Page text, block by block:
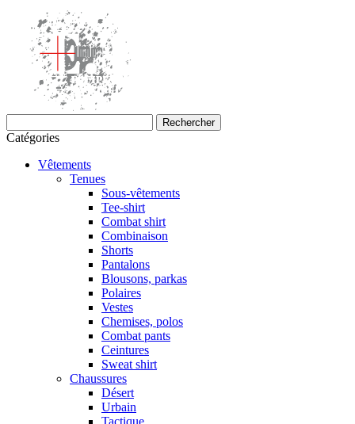
Rechercher
Catégories
Vêtements
Tenues
Sous-vêtements
Tee-shirt
Combat shirt
Combinaison
Shorts
Pantalons
Blousons, parkas
Polaires
Vestes
Chemises, polos
Combat pants
Ceintures
Sweat shirt
Chaussures
Désert
Urbain
Tactique